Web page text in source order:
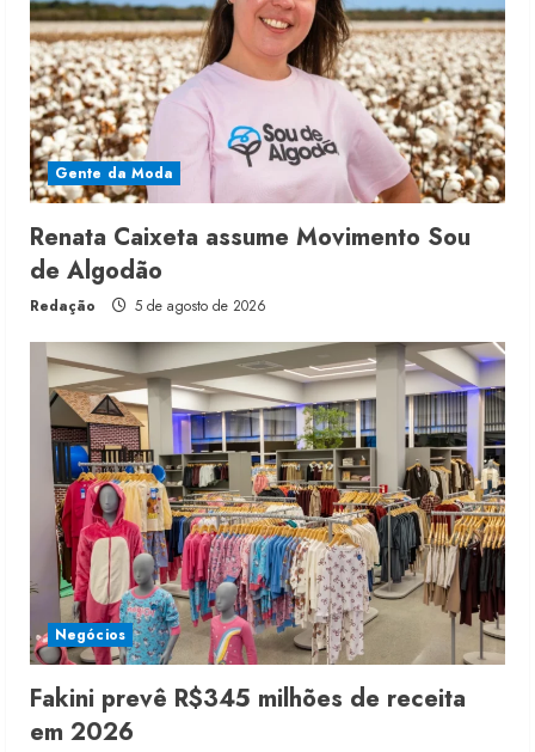
Gente da Moda
Renata Caixeta assume Movimento Sou
de Algodão
Redação 5 de agosto de 2026
Negócios
Fakini prevê R$345 milhões de receita
em 2026